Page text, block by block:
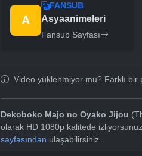
A
FANSUB
Asyaanimeleri
Fansub Sayfası
Video yüklenmiyor mu? Farklı bir
Dekoboko Majo no Oyako Jijou
olarak HD 1080p kalitede
sayfasından ulaşabilirsiniz.